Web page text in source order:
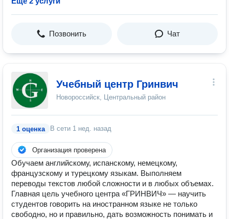
Позвонить Чат
Учебный центр Гринвич
Новороссийск, Центральный район
1 оценка В сети 1 нед. назад
Организация проверена
Обучаем английскому, испанскому, немецкому,
французскому и турецкому языкам. Выполняем
переводы текстов любой сложности и в любых объемах.
Главная цель учебного центра «ГРИНВИЧ» — научить
студентов говорить на иностранном языке не только
свободно, но и правильно, дать возможность понимать и